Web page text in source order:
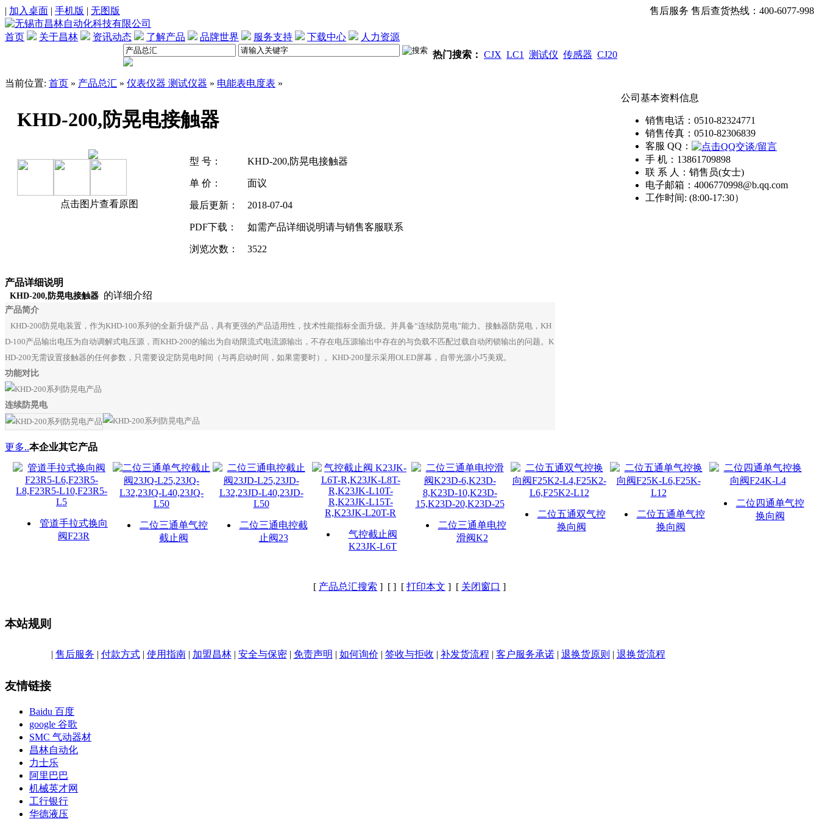
| 加入桌面 | 手机版 | 无图版 售后服务 售后查货热线：400-6077-998
首页 关于昌林 资讯动态 了解产品 品牌世界 服务支持 下载中心
人力资源
热门搜索： CJX LC1 测试仪 传感器 CJ20
当前位置: 首页 » 产品总汇 » 仪表仪器 测试仪器 » 电能表电度表 »
KHD-200,防晃电接触器
点击图片查看原图
型 号： KHD-200,防晃电接触器
单 价： 面议
最后更新： 2018-07-04
PDF下载： 如需产品详细说明请与销售客服联系
浏览次数： 3522
公司基本资料信息
销售电话： 0510-82324771
销售传真： 0510-82306839
客服 QQ：
手 机： 13861709898
联 系 人： 销售员(女士)
电子邮箱： 4006770998@b.qq.com
工作时间: (8:00-17:30）
产品详细说明
KHD-200,防晃电接触器 的详细介绍
产品简介
KHD-200防晃电装置，作为KHD-100系列的全新升级产品，具有更强的产品适用性，技术性能指标全面升级。并具备“连续防晃电”能力。接触器防晃电，KH
D-100产品输出电压为自动调解式电压源，而KHD-200的输出为自动限流式电流源输出，不存在电压源输出中存在的与负载不匹配过载自动闭锁输出的问题。K
HD-200无需设置接触器的任何参数，只需要设定防晃电时间（与再启动时间，如果需要时）。KHD-200显示采用OLED屏幕，自带光源小巧美观。
功能对比
连续防晃电
更多..本企业其它产品
管道手拉式换向
阀F23R
二位三通单气控
截止阀
二位三通电控截
止阀23
气控截止阀
K23JK-L6T
二位三通单电控
滑阀K2
二位五通双气控
换向阀
二位五通单气控
换向阀
二位四通单气控
换向阀
[ 产品总汇搜索 ] [ ] [ 打印本文 ] [ 关闭窗口 ]
本站规则
| 售后服务 | 付款方式| 使用指南| 加盟昌林| 安全与保密| 免责声明 | 如何询价 | 签收与拒收 | 补发货流程 | 客户服务承诺| 退换货原则 | 退换货流程
友情链接
Baidu 百度
google 谷歌
SMC 气动器材
昌林自动化
力士乐
阿里巴巴
机械英才网
工行银行
华德液压